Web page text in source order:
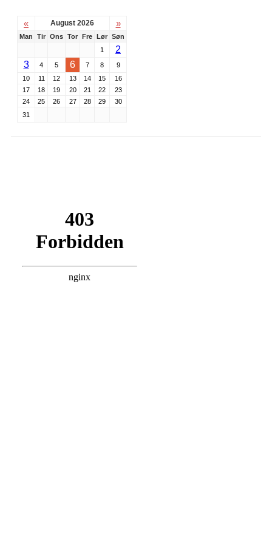
« August 2026 »
Man Tir Ons Tor Fre Lør Søn
1
2
3
4 5 6 7 8
9
10
11 12 13 14 15
16
17
18 19 20 21 22
23
24
25 26 27 28 29
30
31